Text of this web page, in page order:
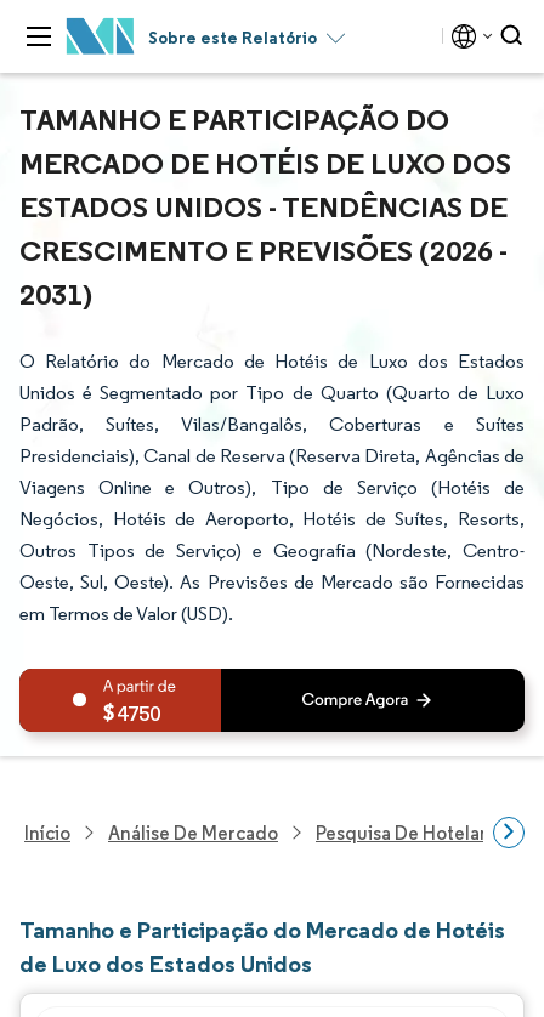
Sobre este Relatório
TAMANHO E PARTICIPAÇÃO DO
MERCADO DE HOTÉIS DE LUXO DOS
ESTADOS UNIDOS - TENDÊNCIAS DE
CRESCIMENTO E PREVISÕES (2026 -
2031)
O Relatório do Mercado de Hotéis de Luxo dos Estados
Unidos é Segmentado por Tipo de Quarto (Quarto de Luxo
Padrão, Suítes, Vilas/Bangalôs, Coberturas e Suítes
Presidenciais), Canal de Reserva (Reserva Direta, Agências de
Viagens Online e Outros), Tipo de Serviço (Hotéis de
Negócios, Hotéis de Aeroporto, Hotéis de Suítes, Resorts,
Outros Tipos de Serviço) e Geografia (Nordeste, Centro-
Oeste, Sul, Oeste). As Previsões de Mercado são Fornecidas
em Termos de Valor (USD).
4750
Início Análise De Mercado Pesquisa De Hotelaria E
Tamanho e Participação do Mercado de Hotéis
de Luxo dos Estados Unidos